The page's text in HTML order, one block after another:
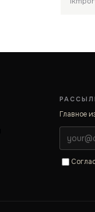
Главное